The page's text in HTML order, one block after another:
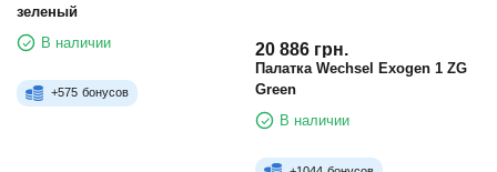
зеленый
В наличии
+575 бонусов
20 886 грн.
Палатка Wechsel Exogen 1 ZG
Green
В наличии